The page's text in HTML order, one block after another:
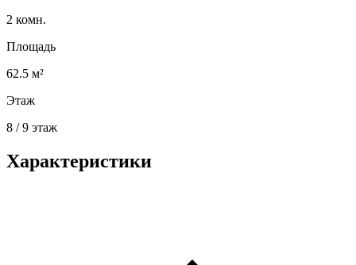
2 комн.
Площадь
62.5 м²
Этаж
8 / 9 этаж
Характеристики